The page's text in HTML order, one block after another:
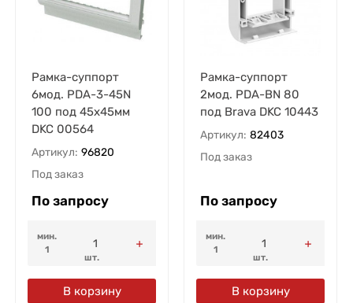
Рамка-суппорт
6мод. PDA-3-45N
100 под 45х45мм
DKC 00564
Артикул: 96820
Под заказ
По запросу
мин.
1
шт.
В корзину
Рамка-суппорт
2мод. PDA-BN 80
под Brava DKC 10443
Артикул: 82403
Под заказ
По запросу
мин.
1
шт.
В корзину